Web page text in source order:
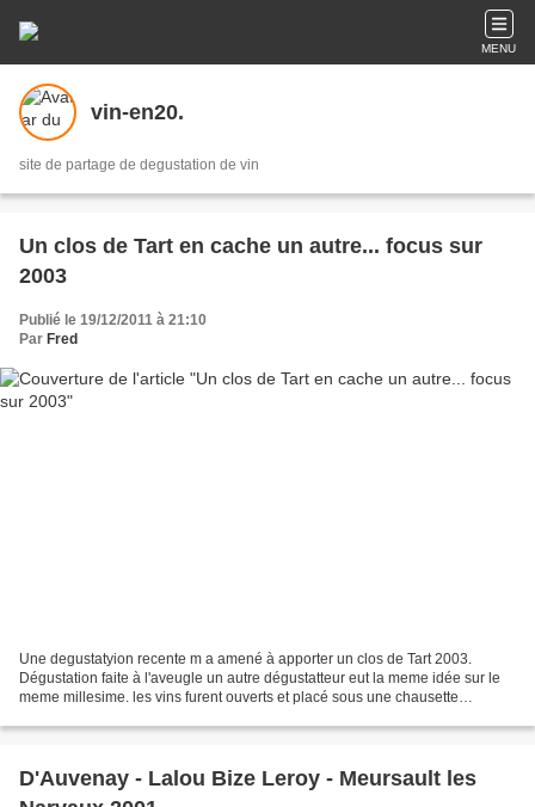
MENU
vin-en20.
site de partage de degustation de vin
Un clos de Tart en cache un autre... focus sur
2003
Publié le 19/12/2011 à 21:10
Par Fred
Une degustatyion recente m a amené à apporter un clos de Tart 2003.
Dégustation faite à l'aveugle un autre dégustatteur eut la meme idée sur le
meme millesime. les vins furent ouverts et placé sous une chausette
D'Auvenay - Lalou Bize Leroy - Meursault les